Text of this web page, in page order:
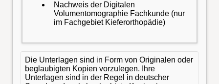
Nachweis der Digitalen
Volumentomographie Fachkunde (nur
im Fachgebiet Kieferorthopädie)
Die Unterlagen sind in Form von Originalen oder
beglaubigten Kopien vorzulegen. Ihre
Unterlagen sind in der Regel in deutscher